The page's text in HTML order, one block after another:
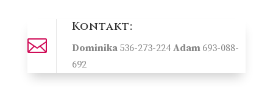

Kontakt:
Dominika 536-273-224 Adam 693-088-
692